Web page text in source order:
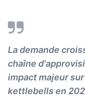
La demande
chaîne
impact majeur
kettlebells en